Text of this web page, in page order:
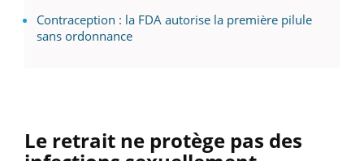
Contraception : la FDA autorise la première pilule
sans ordonnance
Le retrait ne protège pas des